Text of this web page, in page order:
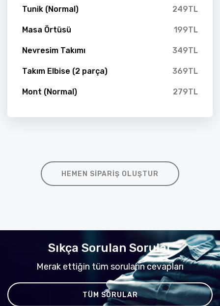
Tunik (Normal) 249TL
Masa Örtüsü 199TL
Nevresim Takımı 349TL
Takım Elbise (2 parça) 369TL
Mont (Normal) 279TL
HEMEN SIPARIŞ OLUŞTUR
Sıkça Sorulan Sorular
Merak ettiğin tüm soruların cevapları
TÜM SORULAR